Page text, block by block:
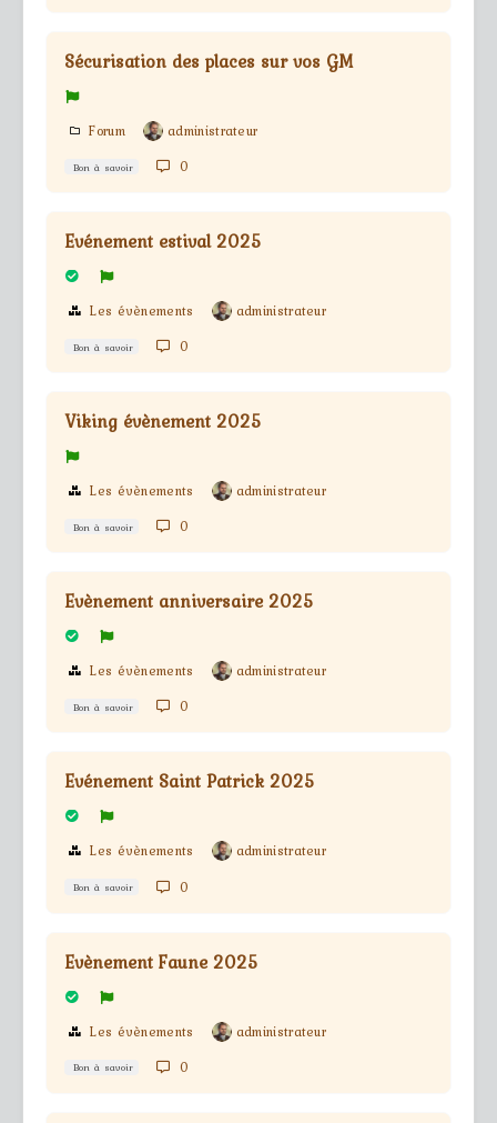
Sécurisation des places sur vos GM
Forum administrateur
Bon à savoir 0
Evénement estival 2025
Les évènements administrateur
Bon à savoir 0
Viking évènement 2025
Les évènements administrateur
Bon à savoir 0
Evènement anniversaire 2025
Les évènements administrateur
Bon à savoir 0
Evénement Saint Patrick 2025
Les évènements administrateur
Bon à savoir 0
Evènement Faune 2025
Les évènements administrateur
Bon à savoir 0